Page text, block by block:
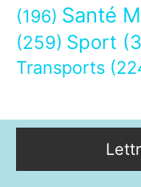
(196) Santé
(259) Sport
Transports